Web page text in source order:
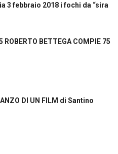
3 febbraio 2018 i fochi da “sira
ROBERTO BETTEGA COMPIE 75
DI UN FILM di Santino